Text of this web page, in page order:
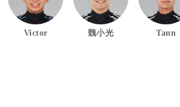
Victor 魏小光 Tann